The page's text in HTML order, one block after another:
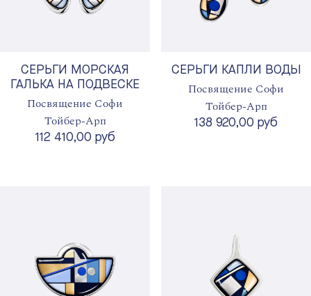
СЕРЬГИ МОРСКАЯ
ГАЛЬКА НА ПОДВЕСКЕ
Посвящение Софи
Тойбер-Арп
112 410,00 руб
СЕРЬГИ КАПЛИ ВОДЫ
Посвящение Софи
Тойбер-Арп
138 920,00 руб